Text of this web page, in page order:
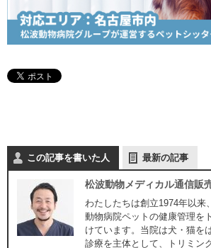
この記事を書いた人 最新の記事
松波動物メディカル通信販
わたしたちは創立1974年以来
動物病院ペットの健康管理を
けています。当院は犬・猫を
診療を主体として、トリミン